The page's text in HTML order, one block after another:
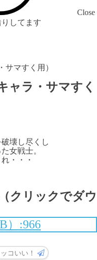
Close
してます
サマすく用）
ャラ・サマすく
壊し尽くし
女戦士。
・・・
クリックでダウ
）:966
コいい！